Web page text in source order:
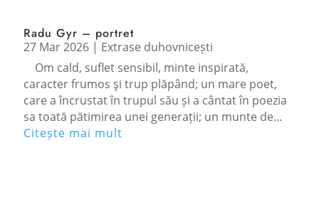
Radu Gyr – portret
27 Mar 2026| Extrase duhovnicești
Om cald, suflet sensibil, minte inspirată,
caracter frumos şi trup plăpând; un mare poet,
care a încrustat în trupul său și a cântat în poezia
sa toată pătimirea unei generații; un munte de...
Citește mai mult